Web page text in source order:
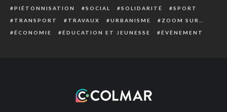
PIÉTONNISATION
SOCIAL SOLIDARITÉ
SPORT
TRANSPORT
TRAVAUX URBANISME
ZOOM SUR…
ÉCONOMIE
ÉDUCATION ET JEUNESSE ÉVÈNEMENT